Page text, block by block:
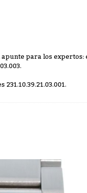
para los expertos:
231.10.39.21.03.001.